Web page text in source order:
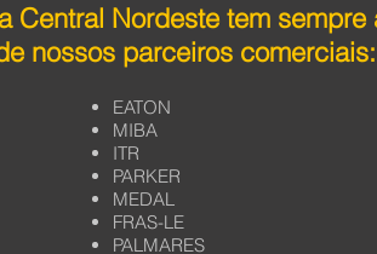
Central Nordeste tem
nossos parceiros comerciais:
EATON
MIBA
ITR
PARKER
MEDAL
FRAS-LE
PALMARES